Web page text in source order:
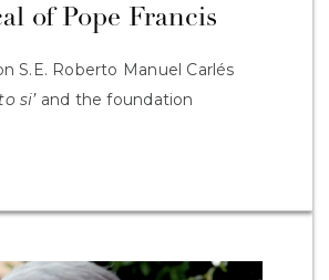
of Pope Francis
S.E. Roberto Manuel Carlés
si’and the foundation